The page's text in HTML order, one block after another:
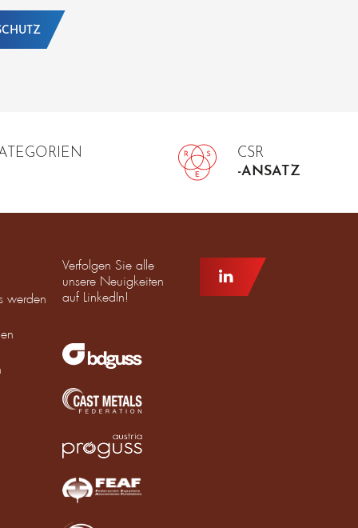
CSR
-ANSATZ
werden
Verfolgen Sie alle
unsere Neuigkeiten
auf LinkedIn!